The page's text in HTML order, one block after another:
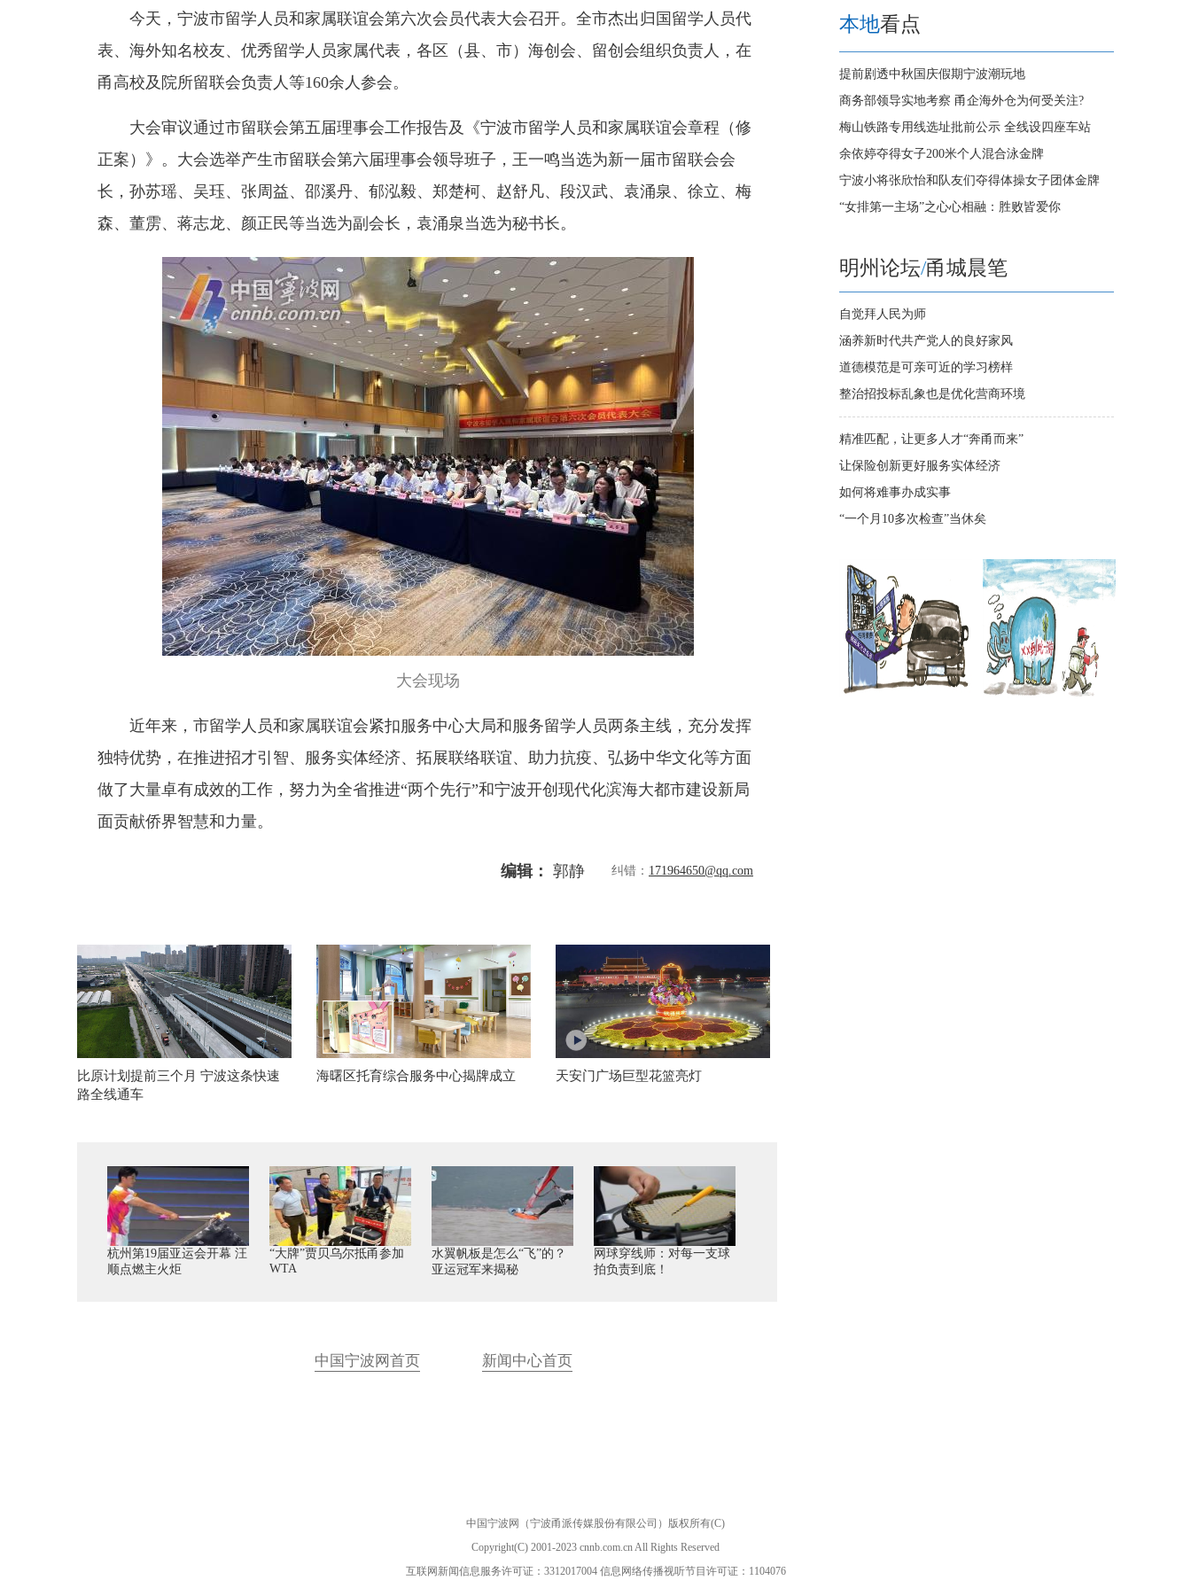
今天，宁波市留学人员和家属联谊会第六次会员代表大会召开。全市杰出归国留学人员代
表、海外知名校友、优秀留学人员家属代表，各区（县、市）海创会、留创会组织负责人，在
甬高校及院所留联会负责人等160余人参会。
大会审议通过市留联会第五届理事会工作报告及《宁波市留学人员和家属联谊会章程（修
正案）》。大会选举产生市留联会第六届理事会领导班子，王一鸣当选为新一届市留联会会
长，孙苏瑶、吴珏、张周益、邵溪丹、郁泓毅、郑楚柯、赵舒凡、段汉武、袁涌泉、徐立、梅
森、董雳、蒋志龙、颜正民等当选为副会长，袁涌泉当选为秘书长。
大会现场
近年来，市留学人员和家属联谊会紧扣服务中心大局和服务留学人员两条主线，充分发挥
独特优势，在推进招才引智、服务实体经济、拓展联络联谊、助力抗疫、弘扬中华文化等方面
做了大量卓有成效的工作，努力为全省推进“两个先行”和宁波开创现代化滨海大都市建设新局
面贡献侨界智慧和力量。
编辑： 郭静 纠错： 171964650@qq.com
比原计划提前三个月 宁波这条快速
路全线通车
海曙区托育综合服务中心揭牌成立 天安门广场巨型花篮亮灯
杭州第19届亚运会开幕 汪
顺点燃主火炬
“大牌”贾贝乌尔抵甬参加
WTA
水翼帆板是怎么“飞”的？
亚运冠军来揭秘
网球穿线师：对每一支球
拍负责到底！
中国宁波网首页 新闻中心首页
本地看点
提前剧透中秋国庆假期宁波潮玩地
商务部领导实地考察 甬企海外仓为何受关注?
梅山铁路专用线选址批前公示 全线设四座车站
余依婷夺得女子200米个人混合泳金牌
宁波小将张欣怡和队友们夺得体操女子团体金牌
“女排第一主场”之心心相融：胜败皆爱你
明州论坛/甬城晨笔
自觉拜人民为师
涵养新时代共产党人的良好家风
道德模范是可亲可近的学习榜样
整治招投标乱象也是优化营商环境
精准匹配，让更多人才“奔甬而来”
让保险创新更好服务实体经济
如何将难事办成实事
“一个月10多次检查”当休矣
中国宁波网（宁波甬派传媒股份有限公司）版权所有(C)
Copyright(C) 2001-2023 cnnb.com.cn All Rights Reserved
互联网新闻信息服务许可证：3312017004 信息网络传播视听节目许可证：1104076